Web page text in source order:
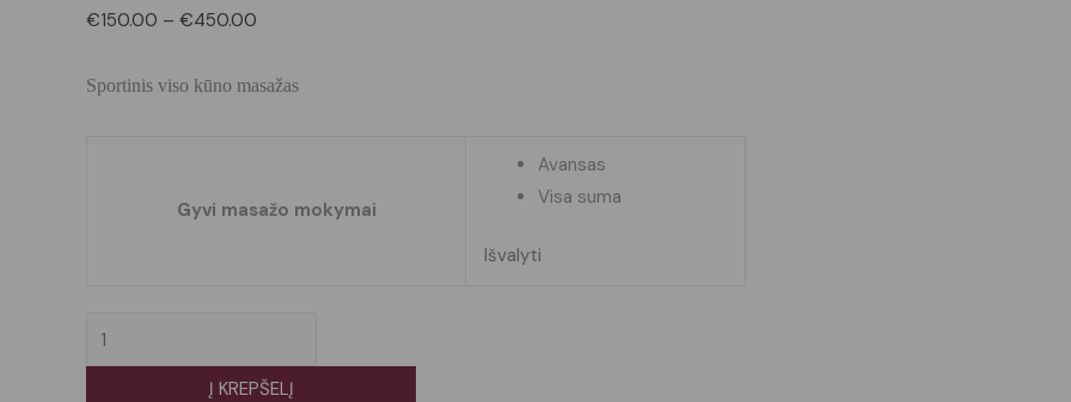
€150.00 – €450.00
Sportinis viso kūno masažas
Gyvi masažo mokymai
Avansas
Visa suma
Išvalyti
Į KREPŠELĮ